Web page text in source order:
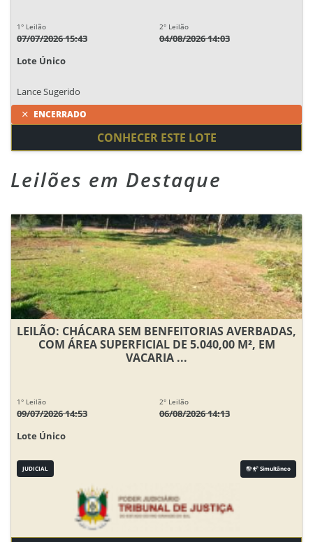
1° Leilão
07/07/2026 15:43
2° Leilão
04/08/2026 14:03
Lote Único
Lance Sugerido
ENCERRADO
CONHECER ESTE LOTE
Leilões em Destaque
LEILÃO: CHÁCARA SEM BENFEITORIAS AVERBADAS,
COM ÁREA SUPERFICIAL DE 5.040,00 M², EM
VACARIA ...
1° Leilão
09/07/2026 14:53
2° Leilão
06/08/2026 14:13
Lote Único
JUDICIAL Simultâneo